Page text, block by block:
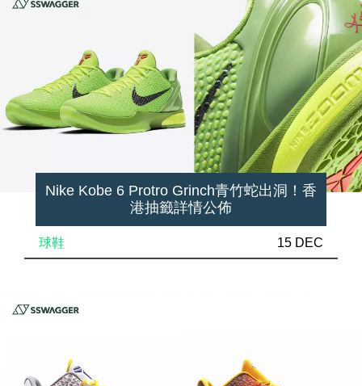
Nike Kobe 6 Protro Grinch青竹蛇出洞！香
港抽籤詳情公佈
球鞋 15 DEC